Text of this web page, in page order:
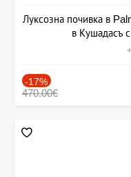
Луксозна почивка в
в Кушадасъ
-17%
470.00€